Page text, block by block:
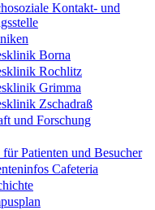
Kontakt- und
Borna
Rochlitz
Grimma
Zschadraß
und Forschung
Patienten und Besucher
Cafeteria